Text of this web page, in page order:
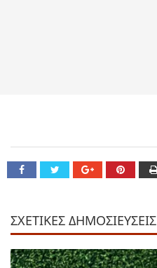
ΣΧΕΤΙΚΕΣ ΔΗΜΟΣΙΕΥΣΕΙΣ